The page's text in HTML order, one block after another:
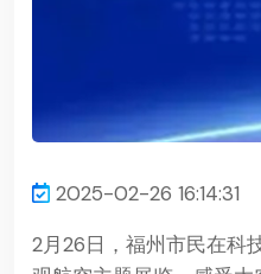
2025-02-26 16:14:31
2月26日，福州市民在科